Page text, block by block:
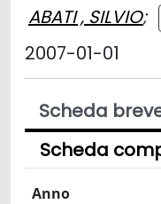
ABATI , SILVIO;
2007-01-01
Scheda
Scheda
Anno